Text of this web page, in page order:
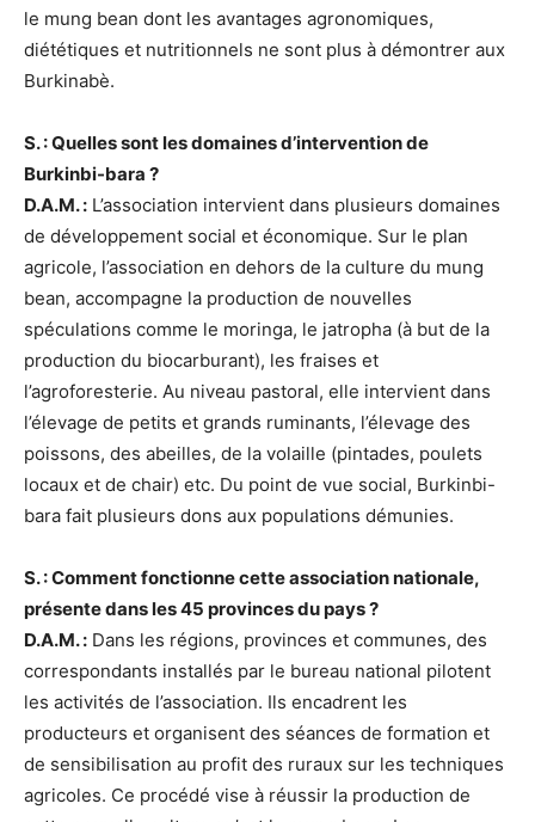
le mung bean dont les avantages agronomiques,
diététiques et nutritionnels ne sont plus à démontrer aux
Burkinabè.
S. : Quelles sont les domaines d’intervention de
Burkinbi-bara ?
D.A.M. : L’association intervient dans plusieurs domaines
de développement social et économique. Sur le plan
agricole, l’association en dehors de la culture du mung
bean, accompagne la production de nouvelles
spéculations comme le moringa, le jatropha (à but de la
production du biocarburant), les fraises et
l’agroforesterie. Au niveau pastoral, elle intervient dans
l’élevage de petits et grands ruminants, l’élevage des
poissons, des abeilles, de la volaille (pintades, poulets
locaux et de chair) etc. Du point de vue social, Burkinbi-
bara fait plusieurs dons aux populations démunies.
S. : Comment fonctionne cette association nationale,
présente dans les 45 provinces du pays ?
D.A.M. : Dans les régions, provinces et communes, des
correspondants installés par le bureau national pilotent
les activités de l’association. Ils encadrent les
producteurs et organisent des séances de formation et
de sensibilisation au profit des ruraux sur les techniques
agricoles. Ce procédé vise à réussir la production de